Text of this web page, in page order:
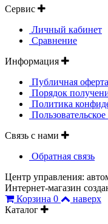
Сервис
Личный кабинет
Сравнение
Информация
Публичная оферта
Порядок
Политика
Связь с нами
Обратная связь
Центр управления:
Интернет-магазин
Корзина 0
наверх
Каталог